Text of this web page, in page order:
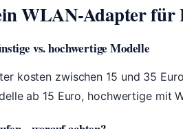
WLAN-Adapter für
vs. hochwertige Modelle
kosten zwischen 15 und 35
ab 15 Euro, hochwertige mit